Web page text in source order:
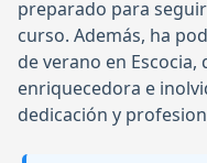
preparado para
curso. Además, ha
de verano en
enriquecedora e
dedicación y